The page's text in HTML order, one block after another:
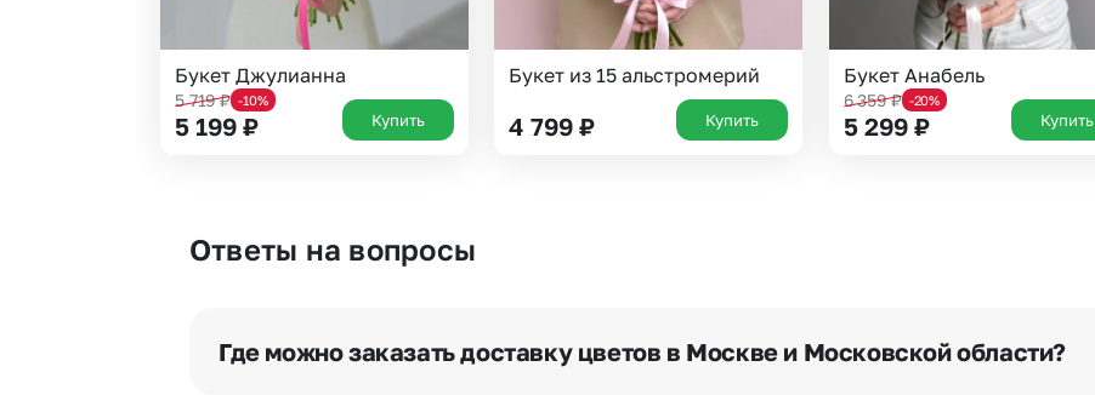
Букет Джулианна
5 719₽ -10%
5 199 ₽ Купить
Букет из 15 альстромерий
4 799₽ Купить
Букет Анабель
6 359₽ -20%
5 299 ₽ Купить
Ответы на вопросы
Где можно заказать доставку цветов в Москве и Московской области?